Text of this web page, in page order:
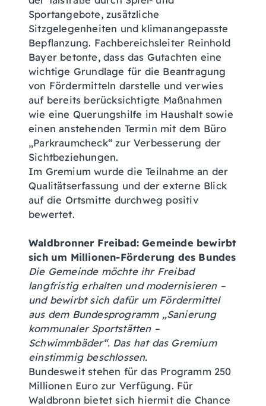
Sportangebote, zusätzliche
Sitzgelegenheiten und klimanangepasste
Bepflanzung. Fachbereichsleiter Reinhold
Bayer betonte, dass das Gutachten eine
wichtige Grundlage für die Beantragung
von Fördermitteln darstelle und verwies
auf bereits berücksichtigte Maßnahmen
wie eine Querungshilfe im Haushalt sowie
einen anstehenden Termin mit dem Büro
„Parkraumcheck“ zur Verbesserung der
Sichtbeziehungen.
Im Gremium wurde die Teilnahme an der
Qualitätserfassung und der externe Blick
auf die Ortsmitte durchweg positiv
bewertet.
Waldbronner Freibad: Gemeinde bewirbt
sich um Millionen-Förderung des Bundes
Die Gemeinde möchte ihr Freibad
langfristig erhalten und modernisieren –
und bewirbt sich dafür um Fördermittel
aus dem Bundesprogramm „Sanierung
kommunaler Sportstätten –
Schwimmbäder“. Das hat das Gremium
einstimmig beschlossen.
Bundesweit stehen für das Programm 250
Millionen Euro zur Verfügung. Für
Waldbronn bietet sich hiermit die Chance